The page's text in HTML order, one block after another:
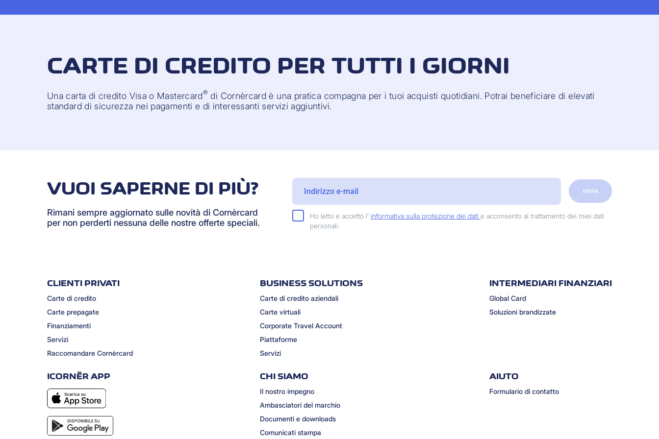
CARTE DI CREDITO PER TUTTI I GIORNI
Una carta di credito Visa o Mastercard® di Cornèrcard è una pratica compagna per i tuoi acquisti quotidiani. Potrai beneficiare di elevati
standard di sicurezza nei pagamenti e di interessanti servizi aggiuntivi.
VUOI SAPERNE DI PIÙ?
Rimani sempre aggiornato sulle novità di Cornèrcard
per non perderti nessuna delle nostre offerte speciali.
Ho letto e accetto l' informativa sulla protezione dei dati e acconsento al trattamento dei miei dati
personali.
INVIA
CLIENTI PRIVATI
Carte di credito
Carte prepagate
Finanziamenti
Servizi
Raccomandare Cornèrcard
BUSINESS SOLUTIONS
Carte di credito aziendali
Carte virtuali
Corporate Travel Account
Piattaforme
Servizi
INTERMEDIARI FINANZIARI
Global Card
Soluzioni brandizzate
ICORNÈR APP CHI SIAMO
Il nostro impegno
Ambasciatori del marchio
Documenti e downloads
Comunicati stampa
AIUTO
Formulario di contatto